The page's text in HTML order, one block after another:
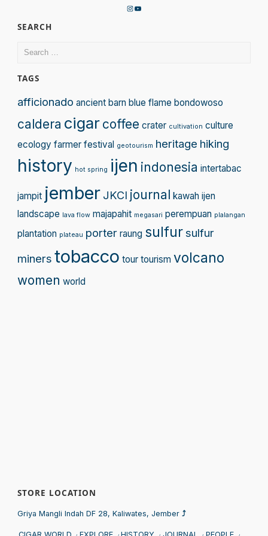
Instagram
YouTube
SEARCH
Search
TAGS
afficionado ancient barn blue flame bondowoso
caldera cigar coffee crater cultivation culture
ecology farmer festival geotourism heritage hiking
history hot spring ijen indonesia intertabac
jampit jember JKCI journal kawah ijen
landscape
lava flow majapahit megasari perempuan plalangan
plantation plateau porter raung sulfursulfur
miners tobacco tour tourism volcano
women world
STORE LOCATION
Griya Mangli Indah DF 28, Kaliwates, Jember ⤴